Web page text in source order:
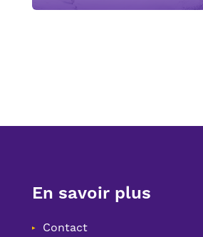
En savoir plus
Contact